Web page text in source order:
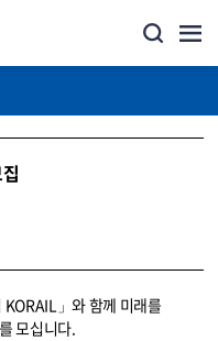
」와 함께 미래를
모십니다.